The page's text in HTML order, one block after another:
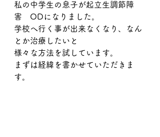
私の中学生の息子が起立生調節障
害　ODになりました。
学校へ行く事が出来なくなり、なん
とか治療したいと
様々な方法を試しています。
まずは経緯を書かせていただきま
す。